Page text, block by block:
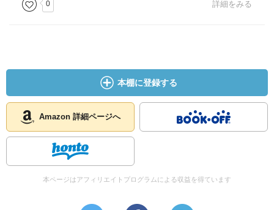
0 詳細をみる
本棚に登録する
Amazon 詳細ページへ
本ページはアフィリエイトプログラムによる収益を得ています